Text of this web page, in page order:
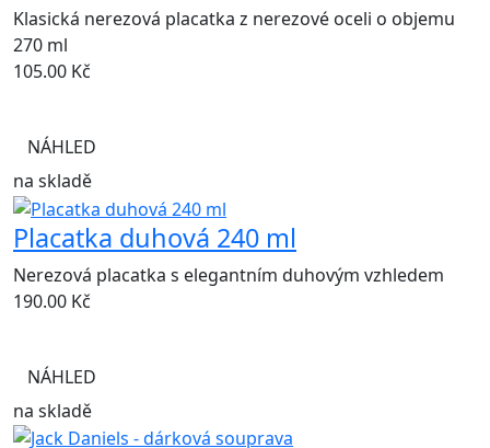
Klasická nerezová placatka z nerezové oceli o objemu
270 ml
105.00 Kč
NÁHLED
na skladě
Placatka duhová 240 ml
Nerezová placatka s elegantním duhovým vzhledem
190.00 Kč
NÁHLED
na skladě